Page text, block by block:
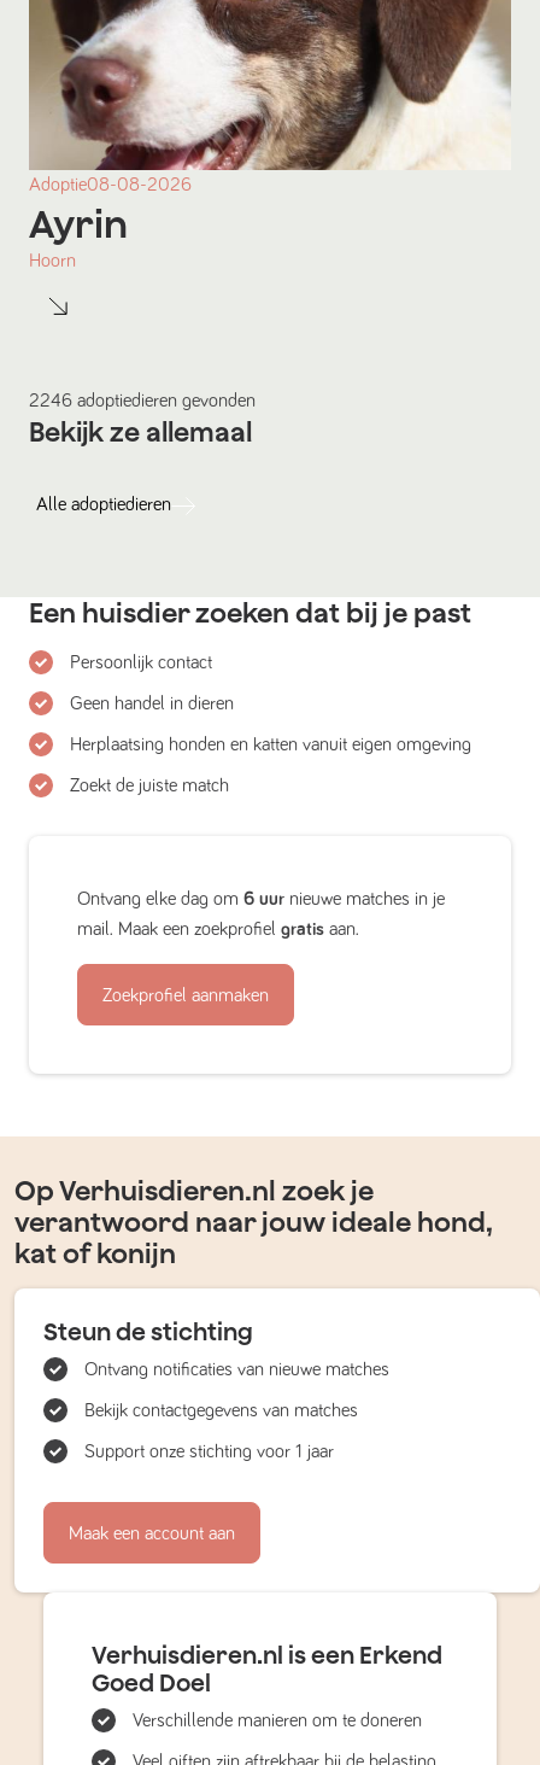
Adoptie08-08-2026
Ayrin
Hoorn
2246 adoptiedieren gevonden
Bekijk ze allemaal
Alle adoptiedieren
Een huisdier zoeken dat bij je past
Persoonlijk contact
Geen handel in dieren
Herplaatsing honden en katten vanuit eigen omgeving
Zoekt de juiste match
Ontvang elke dag om 6 uur nieuwe matches in je
mail. Maak een zoekprofiel gratis aan.
Zoekprofiel aanmaken
Op Verhuisdieren.nl zoek je
verantwoord naar jouw ideale hond,
kat of konijn
Steun de stichting
Ontvang notificaties van nieuwe matches
Bekijk contactgegevens van matches
Support onze stichting voor 1 jaar
Maak een account aan
Verhuisdieren.nl is een Erkend
Goed Doel
Verschillende manieren om te doneren